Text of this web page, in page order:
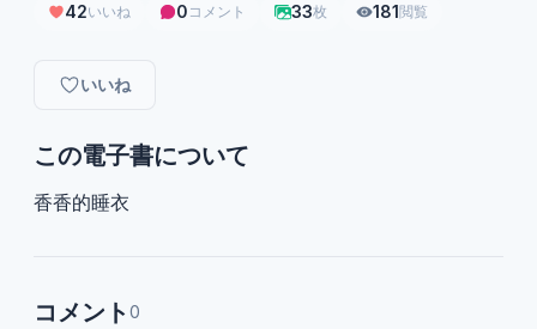
42いいね 0 コメント 33枚 181閲覧
いいね
この電子書について
香香的睡衣
コメント 0